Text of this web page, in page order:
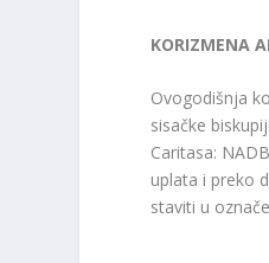
KORIZMENA
Ovogodišnja
sisačke
Caritasa:
uplata i preko
staviti u